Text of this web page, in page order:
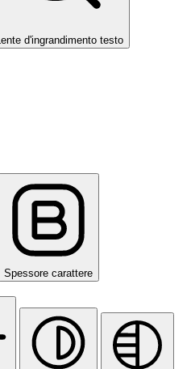
Lente d'ingrandimento testo
Spessore carattere